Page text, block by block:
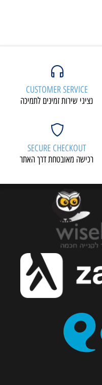
CUSTOMER SERVICE
נציגי שירות זמינים לתמיכה
SECURE CHECKOUT
רכישה מאובטחת דרך האתר